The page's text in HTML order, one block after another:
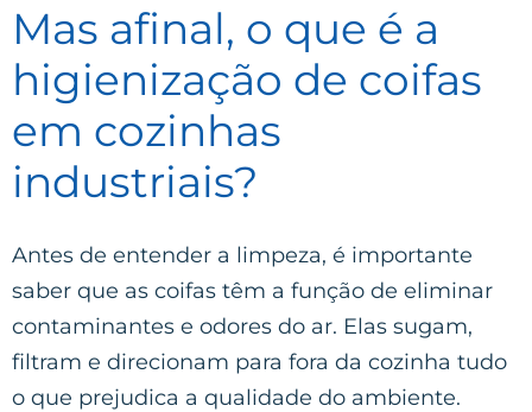
Mas afinal, o que é a
higienização de coifas
em cozinhas
industriais?
Antes de entender a limpeza, é importante
saber que as coifas têm a função de eliminar
contaminantes e odores do ar. Elas sugam,
filtram e direcionam para fora da cozinha tudo
o que prejudica a qualidade do ambiente.